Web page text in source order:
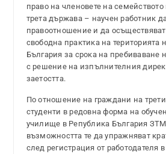
право на членовете на
трета държава – научен работник
правоотношение и да
свободна практика на територията
България за срока на пребиваване
с решение на изпълнителния
заетостта.
По отношение на граждани на
студенти в редовна форма на
училище в Република България
възможността те да упражняват
след регистрация от работодателя